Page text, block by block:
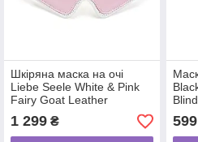
Шкіряна маска на очі
Liebe Seele White & Pink
Fairy Goat Leather
Blindfold
1 299₴ 599